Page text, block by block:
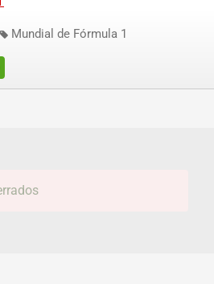
Mundial de Fórmula 1